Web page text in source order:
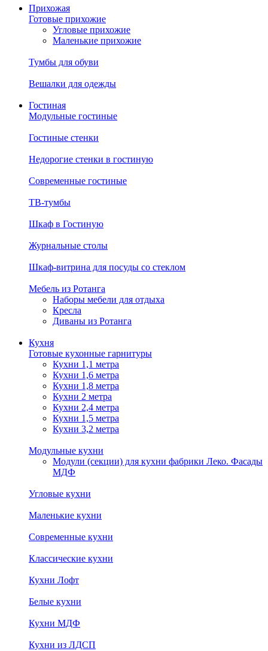
Прихожая
Готовые прихожие
Угловые прихожие
Маленькие прихожие
Тумбы для обуви
Вешалки для одежды
Гостиная
Модульные гостиные
Гостиные стенки
Недорогие стенки в гостиную
Современные гостиные
ТВ-тумбы
Шкаф в Гостиную
Журнальные столы
Шкаф-витрина для посуды со стеклом
Мебель из Ротанга
Наборы мебели для отдыха
Кресла
Диваны из Ротанга
Кухня
Готовые кухонные гарнитуры
Кухни 1,1 метра
Кухни 1,6 метра
Кухни 1,8 метра
Кухни 2 метра
Кухни 2,4 метра
Кухни 1,5 метра
Кухни 3,2 метра
Модульные кухни
Модули (секции) для кухни фабрики Леко. Фасады
МДФ
Угловые кухни
Маленькие кухни
Современные кухни
Классические кухни
Кухни Лофт
Белые кухни
Кухни МДФ
Кухни из ЛДСП